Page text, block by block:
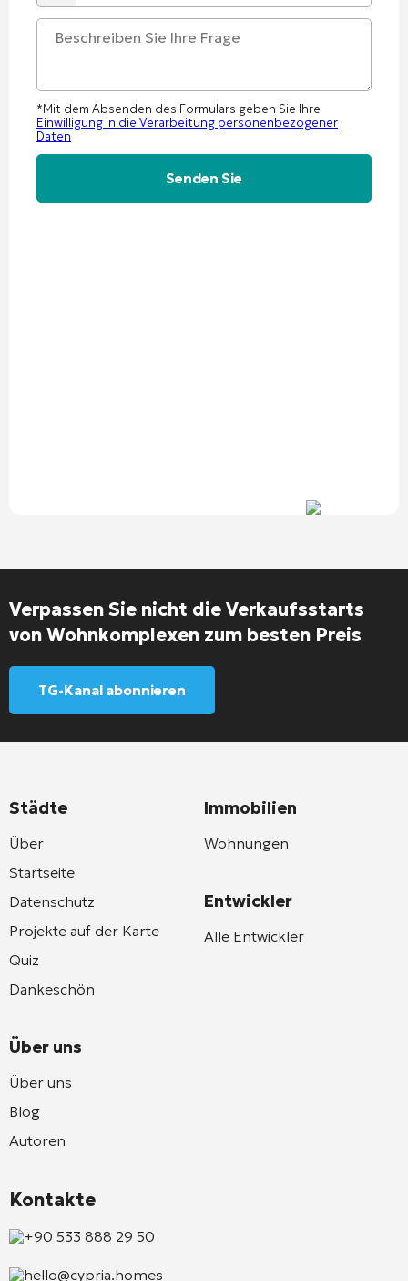
*Mit dem Absenden des Formulars geben Sie Ihre
Einwilligung in die Verarbeitung personenbezogener
Daten
Verpassen Sie nicht die Verkaufsstarts
von Wohnkomplexen zum besten Preis
TG-Kanal abonnieren
Städte
Über
Startseite
Datenschutz
Projekte auf der Karte
Quiz
Dankeschön
Über uns
Über uns
Blog
Autoren
Immobilien
Wohnungen
Entwickler
Alle Entwickler
Kontakte
+90 533 888 29 50
hello@cypria.homes